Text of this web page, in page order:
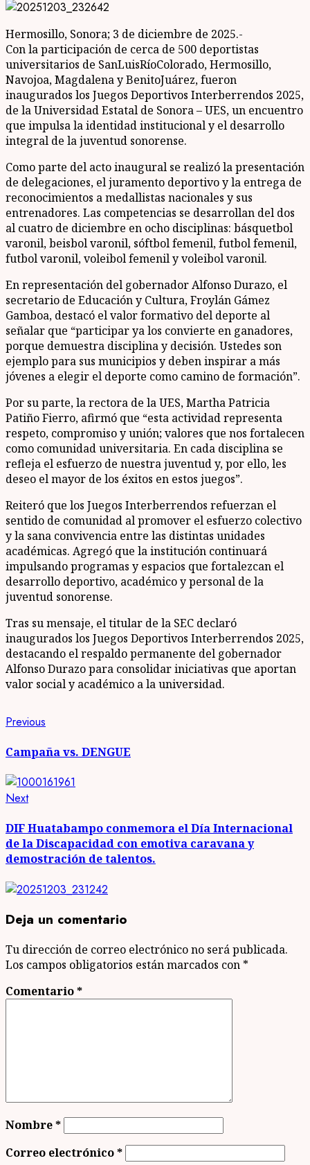
Hermosillo, Sonora; 3 de diciembre de 2025.-
Con la participación de cerca de 500 deportistas
universitarios de SanLuisRíoColorado, Hermosillo,
Navojoa, Magdalena y BenitoJuárez, fueron
inaugurados los Juegos Deportivos Interberrendos 2025,
de la Universidad Estatal de Sonora – UES, un encuentro
que impulsa la identidad institucional y el desarrollo
integral de la juventud sonorense.
Como parte del acto inaugural se realizó la presentación
de delegaciones, el juramento deportivo y la entrega de
reconocimientos a medallistas nacionales y sus
entrenadores. Las competencias se desarrollan del dos
al cuatro de diciembre en ocho disciplinas: básquetbol
varonil, beisbol varonil, sóftbol femenil, futbol femenil,
futbol varonil, voleibol femenil y voleibol varonil.
En representación del gobernador Alfonso Durazo, el
secretario de Educación y Cultura, Froylán Gámez
Gamboa, destacó el valor formativo del deporte al
señalar que “participar ya los convierte en ganadores,
porque demuestra disciplina y decisión. Ustedes son
ejemplo para sus municipios y deben inspirar a más
jóvenes a elegir el deporte como camino de formación”.
Por su parte, la rectora de la UES, Martha Patricia
Patiño Fierro, afirmó que “esta actividad representa
respeto, compromiso y unión; valores que nos fortalecen
como comunidad universitaria. En cada disciplina se
refleja el esfuerzo de nuestra juventud y, por ello, les
deseo el mayor de los éxitos en estos juegos”.
Reiteró que los Juegos Interberrendos refuerzan el
sentido de comunidad al promover el esfuerzo colectivo
y la sana convivencia entre las distintas unidades
académicas. Agregó que la institución continuará
impulsando programas y espacios que fortalezcan el
desarrollo deportivo, académico y personal de la
juventud sonorense.
Tras su mensaje, el titular de la SEC declaró
inaugurados los Juegos Deportivos Interberrendos 2025,
destacando el respaldo permanente del gobernador
Alfonso Durazo para consolidar iniciativas que aportan
valor social y académico a la universidad.
Post
navigation
Previous
Campaña vs. DENGUE
NextNext
DIF Huatabampo conmemora el Día Internacional
de la Discapacidad con emotiva caravana y
demostración de talentos.
Deja un comentario
Tu dirección de correo electrónico no será publicada.
Los campos obligatorios están marcados con *
Comentario*
Nombre*
Correo electrónico*